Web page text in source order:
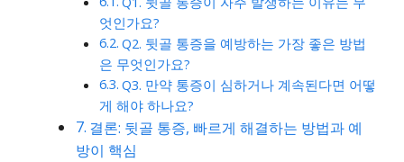
엇인가요?
Q2. 뒷골 통증을 예방하는 가장 좋은 방법
은 무엇인가요?
Q3. 만약 통증이 심하거나 계속된다면 어떻
게 해야 하나요?
결론: 뒷골 통증, 빠르게 해결하는 방법과 예
방이 핵심